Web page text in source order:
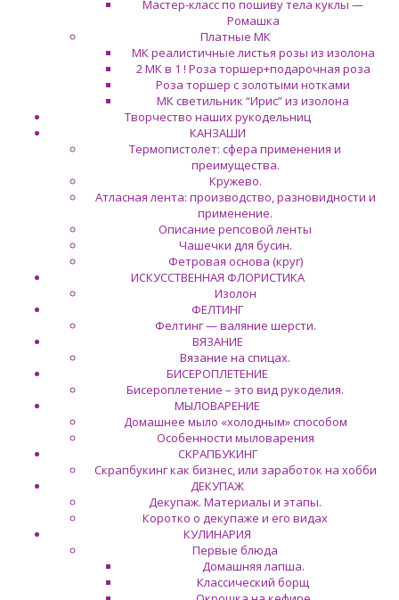
Мастер-класс по пошиву тела куклы —
Ромашка
Платные МК
МК реалистичные листья розы из изолона
2 МК в 1 ! Роза торшер+подарочная роза
Роза торшер с золотыми нотками
МК светильник “Ирис” из изолона
Творчество наших рукодельниц
КАНЗАШИ
Термопистолет: сфера применения и
преимущества.
Кружево.
Атласная лента: производство, разновидности и
применение.
Описание репсовой ленты
Чашечки для бусин.
Фетровая основа (круг)
ИСКУССТВЕННАЯ ФЛОРИСТИКА
Изолон
ФЕЛТИНГ
Фелтинг — валяние шерсти.
ВЯЗАНИЕ
Вязание на спицах.
БИСЕРОПЛЕТЕНИЕ
Бисероплетение – это вид рукоделия.
МЫЛОВАРЕНИЕ
Домашнее мыло «холодным» способом
Особенности мыловарения
СКРАПБУКИНГ
Скрапбукинг как бизнес, или заработок на хобби
ДЕКУПАЖ
Декупаж. Материалы и этапы.
Коротко о декупаже и его видах
КУЛИНАРИЯ
Первые блюда
Домашняя лапша.
Классический борщ